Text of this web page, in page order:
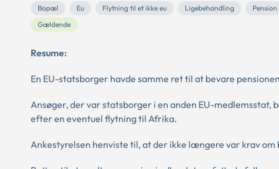
Bopæl Eu Flytning til et ikke eu Ligebehandling Pension
Gældende
Resume:
En EU-statsborger havde samme ret til at bevare
Ansøger, der var statsborger i en anden EU-
efter en eventuel flytning til Afrika.
Ankestyrelsen henviste til, at der ikke længere var krav